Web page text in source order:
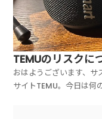
TEMUのリスクに
おはようございます、サ
サイトTEMU。今日は何
んあるので、毎日ネタ